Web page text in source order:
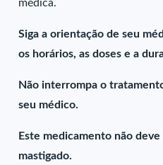
médica.
Siga a orientação de seu
os horários, as doses e a
Não interrompa o
seu médico.
Este medicamento não
mastigado.